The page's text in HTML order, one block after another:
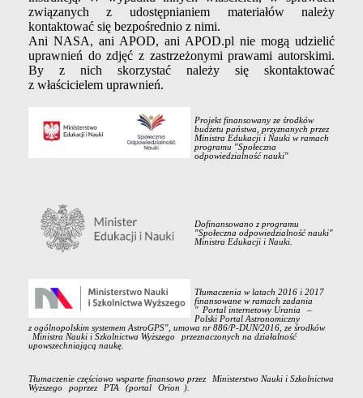
związanych z udostępnianiem materiałów należy
kontaktować się bezpośrednio z nimi.
Ani NASA, ani APOD, ani APOD.pl nie mogą udzielić
uprawnień do zdjęć z zastrzeżonymi prawami autorskimi.
By z nich skorzystać należy się skontaktować
z właścicielem uprawnień.
Projekt finansowany ze środków
budżetu państwa, przyznanych przez
Ministra Edukacji i Nauki w ramach
programu "Społeczna
odpowiedzialność nauki"
Dofinansowano z programu
"Społeczna odpowiedzialność nauki"
Ministra Edukacji i Nauki.
Tłumaczenia w latach 2016 i 2017
finansowane w ramach zadania
" Portal internetowy Urania
–
Polski Portal Astronomiczny
z ogólnopolskim systemem AstroGPS", umowa nr 886/P-DUN/2016, ze środków
Ministra Nauki i Szkolnictwa Wyższego
przeznaczonych na działalność
upowszechniającą naukę.
Tłumaczenie częściowo wsparte finansowo przez
Ministerstwo Nauki i Szkolnictwa
Wyższego
poprzez PTA (portal Orion ).